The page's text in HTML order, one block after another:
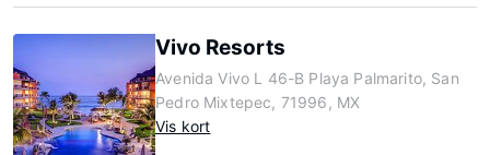
Vivo Resorts
Avenida Vivo L 46-B Playa Palmarito, San
Pedro Mixtepec, 71996, MX
Vis kort